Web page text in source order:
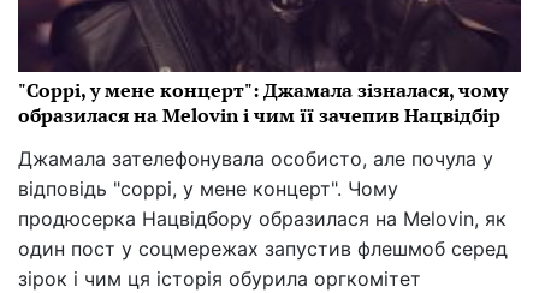
"Соррі, у мене концерт": Джамала зізналася, чому
образилася на Melovin і чим її зачепив Нацвідбір
Джамала зателефонувала особисто, але почула у
відповідь "соррі, у мене концерт". Чому
продюсерка Нацвідбору образилася на Melovin, як
один пост у соцмережах запустив флешмоб серед
зірок і чим ця історія обурила оргкомітет